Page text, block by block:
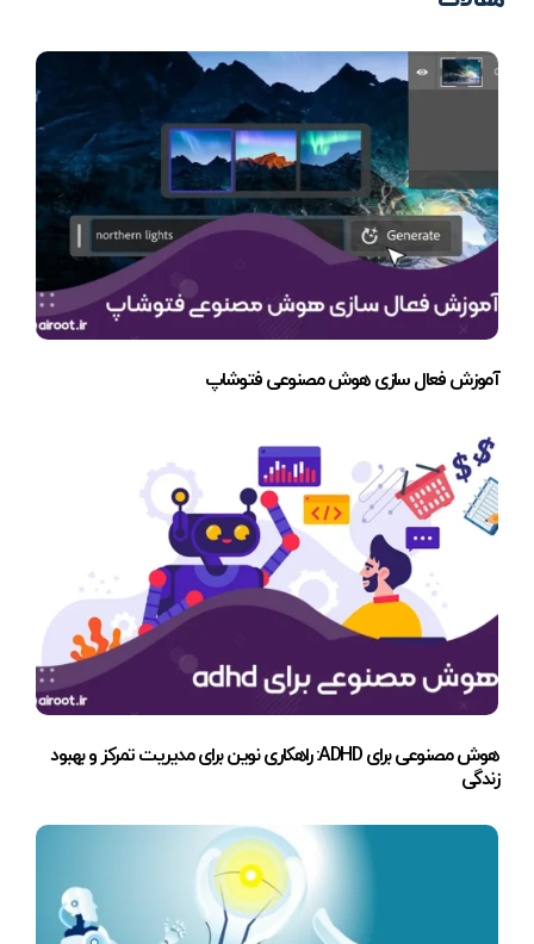
آموزش فعال سازی هوش مصنوعی فتوشاپ
هوش مصنوعی برای ADHD: راهکاری نوین برای مدیریت تمرکز و بهبود
زندگی